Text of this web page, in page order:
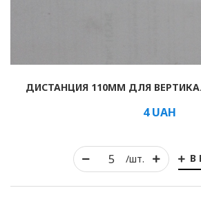
/шт. В
ДИСТАНЦИЯ 110ММ ДЛЯ
4UAH